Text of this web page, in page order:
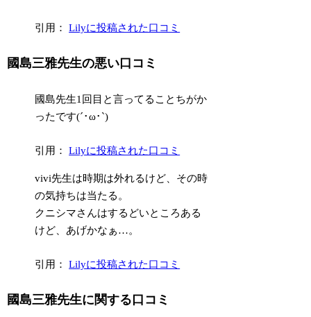
引用：Lilyに投稿された口コミ
國島三雅先生の悪い口コミ
國島先生1回目と言ってることちがか
ったです(´･ω･`)
引用：Lilyに投稿された口コミ
vivi先生は時期は外れるけど、その時
の気持ちは当たる。
クニシマさんはするどいところある
けど、あげかなぁ…。
引用：Lilyに投稿された口コミ
國島三雅先生に関する口コミ